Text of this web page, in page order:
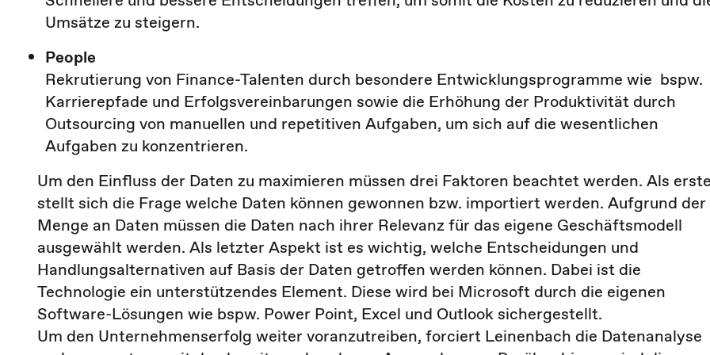
Umsätze zu steigern.
People
Rekrutierung von Finance-Talenten durch besondere Entwicklungsprogramme wie bspw.
Karrierepfade und Erfolgsvereinbarungen sowie die Erhöhung der Produktivität durch
Outsourcing von manuellen und repetitiven Aufgaben, um sich auf die wesentlichen
Aufgaben zu konzentrieren.
Um den Einfluss der Daten zu maximieren müssen drei Faktoren beachtet werden. Als
stellt sich die Frage welche Daten können gewonnen bzw. importiert werden. Aufgrund der
Menge an Daten müssen die Daten nach ihrer Relevanz für das eigene Geschäftsmodell
ausgewählt werden. Als letzter Aspekt ist es wichtig, welche Entscheidungen und
Handlungsalternativen auf Basis der Daten getroffen werden können. Dabei ist die
Technologie ein unterstützendes Element. Diese wird bei Microsoft durch die eigenen
Software-Lösungen wie bspw. Power Point, Excel und Outlook sichergestellt.
Um den Unternehmenserfolg weiter voranzutreiben, forciert Leinenbach die Datenanalyse